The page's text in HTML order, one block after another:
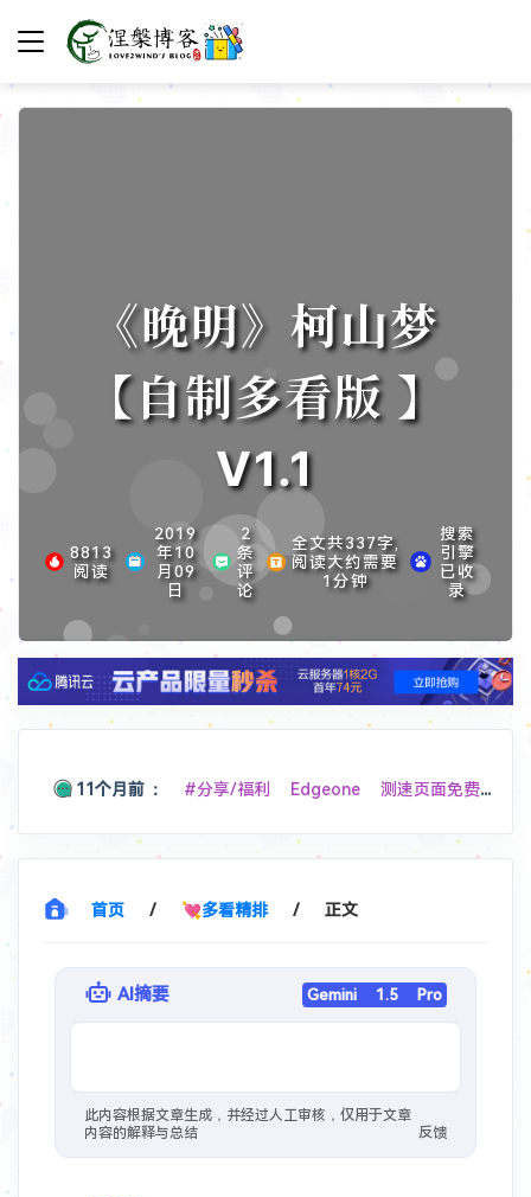
《晚明》柯山梦
【自制多看版 】
V1.1
8813
阅读
2019
年10
月09
日
2
条
评
论
全文共337字,
阅读大约需要
1分钟
搜索
引擎
已收
录
11个月前 ： #分享/福利 Edgeone 测速页面免费 4 个激活码
11个月前 hellzerg/optimizer: The finest Windows Optimizer
1年前：#分享/网站 美国地址生成器 - 随机生成美国地址和个人身份信息
1年前：#开源 #建站/图床 Foxel图床也是智能图库管理系统
2年前：在Vercel搭建了一个Bing壁纸的API，速度还是不错的，已经用到微博背景。搭建还是很简单的，Fork这个项目，然后把默认分支master改为vercel，然后直接在Vercel新建项目，导入你的fork，创建即可。除了获取Bing每日地址，这个API还可以获取网站信息，图标，标题等、获取QQ信息、QQ头像、QQ昵称等、获取短视频信息、去水印、抖音、火山、微视、皮皮虾、最右 🐙
首页 / 💘多看精排 / 正文
AI摘要 Gemini 1.5 Pro
此内容根据文章生成，并经过人工审核，仅用于文章
内容的解释与总结
反馈